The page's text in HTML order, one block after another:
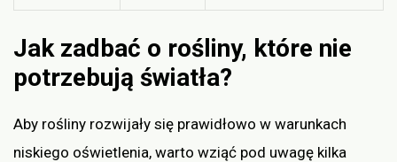
Jak zadbać o rośliny, które nie
potrzebują światła?
Aby rośliny rozwijały się prawidłowo w warunkach
niskiego oświetlenia, warto wziąć pod uwagę kilka